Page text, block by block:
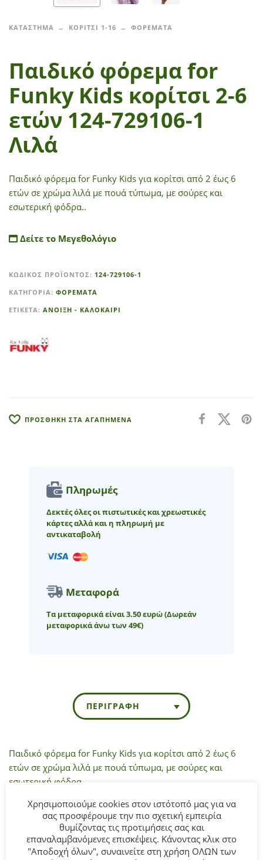
ΚΑΤΑΣΤΗΜΑ ΚΟΡΙΤΣΙ 1-16 ΦΟΡΕΜΑΤΑ
Παιδικό φόρεμα for
Funky Kids κορίτσι 2-6
ετών 124-729106-1
Λιλά
Παιδικό φόρεμα for Funky Kids για κορίτσι από 2 έως 6
ετών σε χρώμα λιλά με πουά τύπωμα, με σούρες και
εσωτερική φόδρα..
Δείτε το Μεγεθολόγιο
l
t
e
a
:
ΚΩΔΙΚΌΣ ΠΡΟΪΌΝΤΟΣ: 124-729106-1
ΚΑΤΗΓΟΡΊΑ: ΦΟΡΕΜΑΤΑ
ΕΤΙΚΈΤΑ: ΑΝΟΙΞΗ - ΚΑΛΟΚΑΙΡΙ
ΠΡΟΣΘΗΚΗ ΣΤΑ ΑΓΑΠΗΜΕΝΑ
Πληρωμές
Δεκτές όλες οι πιστωτικές και χρεωστικές
κάρτες αλλά και η πληρωμή με
αντικαταβολή
Μεταφορά
Τα μεταφορικά είναι 3.50 ευρώ(Δωρεάν
μεταφορικά άνω των 49€)
ΠΕΡΙΓΡΑΦΉ
Παιδικό φόρεμα for Funky Kids για κορίτσι από 2 έως 6
ετών σε χρώμα λιλά με πουά τύπωμα, με σούρες και
εσωτερική φόδρα..
Σύνθεση:100% COTTON.
ΣΥΜΒΟΥΛΕΣ
Πλένεται στο πλυντήριο στους 30°C.
Χρησιμοποιούμε cookies στον ιστότοπό μας για να
σας προσφέρουμε την πιο σχετική εμπειρία
θυμίζοντας τις προτιμήσεις σας και
επαναλαμβανόμενες επισκέψεις. Κάνοντας κλικ στο
"Αποδοχή όλων", συναινείτε στη χρήση ΟΛΩΝ των